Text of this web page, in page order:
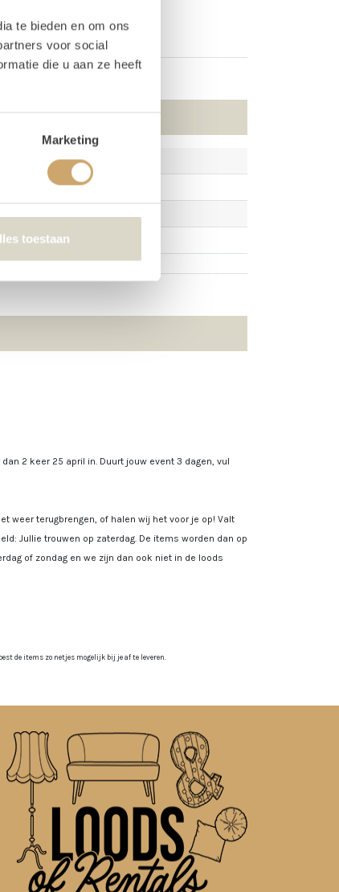
te bieden en om ons
voor social
die u aan ze heeft
Marketing
toestaan
2 keer 25 april in. Duurt jouw event 3 dagen, vul
weer terugbrengen, of halen wij het voor je op! Valt
Jullie trouwen op zaterdag. De items worden dan op
of zondag en we zijn dan ook niet in de loods
de items zo netjes mogelijk bij je af te leveren.